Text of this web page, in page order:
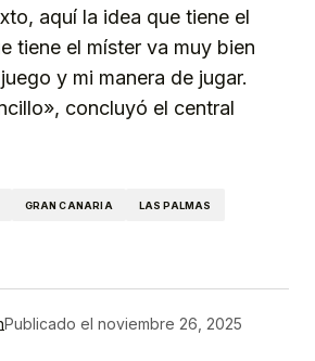
aquí la idea que tiene el
tiene el míster va muy bien
y mi manera de jugar.
concluyó el central
GRAN CANARIA LAS PALMAS
Publicado el noviembre 26, 2025